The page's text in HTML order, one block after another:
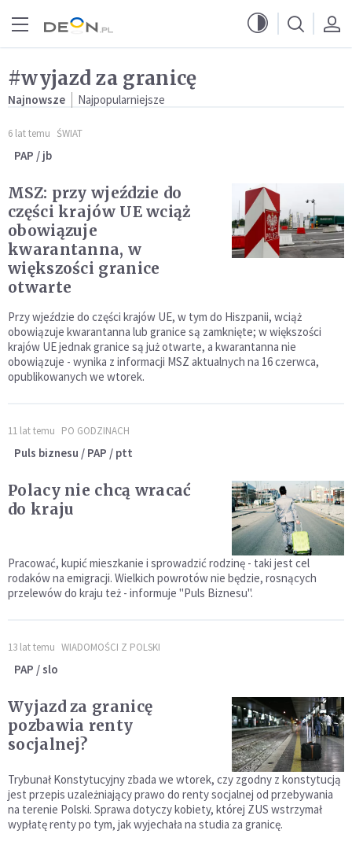
#wyjazd za granicę
Najnowsze Najpopularniejsze
6 lat temu ŚWIAT
PAP / jb
MSZ: przy wjeździe do
części krajów UE wciąż
obowiązuje
kwarantanna, w
większości granice
otwarte
Przy wjeździe do części krajów UE, w tym do Hiszpanii, wciąż
obowiązuje kwarantanna lub granice są zamknięte; w większości
krajów UE jednak granice są już otwarte, a kwarantanna nie
obowiązuje - wynika z informacji MSZ aktualnych na 16 czerwca,
opublikowanych we wtorek.
11 lat temu PO GODZINACH
Puls biznesu / PAP / ptt
Polacy nie chcą wracać
do kraju
Pracować, kupić mieszkanie i sprowadzić rodzinę - taki jest cel
rodaków na emigracji. Wielkich powrotów nie będzie, rosnących
przelewów do kraju też - informuje "Puls Biznesu".
13 lat temu WIADOMOŚCI Z POLSKI
PAP / slo
Wyjazd za granicę
pozbawia renty
socjalnej?
Trybunał Konstytucyjny zbada we wtorek, czy zgodny z konstytucją
jest przepis uzależniający prawo do renty socjalnej od przebywania
na terenie Polski. Sprawa dotyczy kobiety, której ZUS wstrzymał
wypłatę renty po tym, jak wyjechała na studia za granicę.